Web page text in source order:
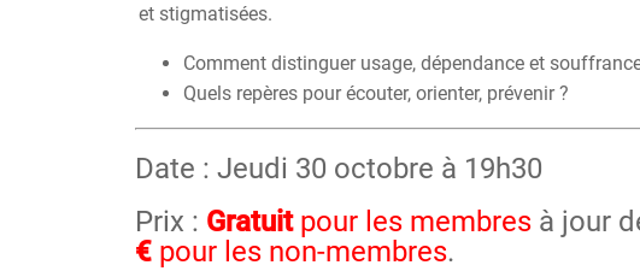
et stigmatisées.
Comment distinguer usage, dépendance et
Quels repères pour écouter, orienter, prévenir ?
Date : Jeudi 30 octobre à 19h30
Prix : Gratuitpour les membres à jour
€ pour les non-membres.